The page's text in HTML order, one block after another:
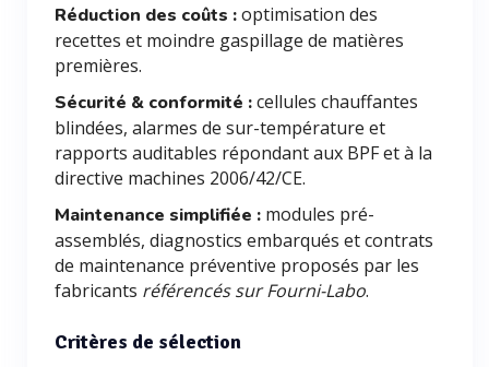
Réduction des coûts :optimisation des
recettes et moindre gaspillage de matières
premières.
Sécurité & conformité :cellules chauffantes
blindées, alarmes de sur-température et
rapports auditables répondant aux BPF et à la
directive machines 2006/42/CE.
Maintenance simplifiée : modules pré-
assemblés, diagnostics embarqués et contrats
de maintenance préventive proposés par les
fabricants référencés sur Fourni-Labo.
Critères de sélection